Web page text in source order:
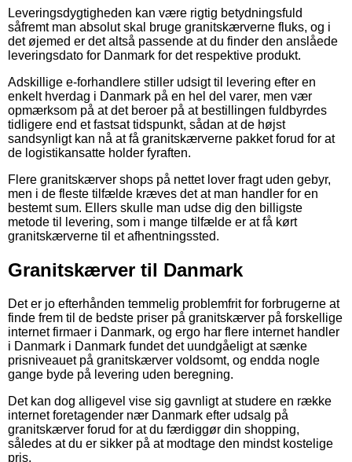
Leveringsdygtigheden kan være rigtig betydningsfuld
såfremt man absolut skal bruge granitskærverne fluks, og i
det øjemed er det altså passende at du finder den anslåede
leveringsdato for Danmark for det respektive produkt.
Adskillige e-forhandlere stiller udsigt til levering efter en
enkelt hverdag i Danmark på en hel del varer, men vær
opmærksom på at det beroer på at bestillingen fuldbyrdes
tidligere end et fastsat tidspunkt, sådan at de højst
sandsynligt kan nå at få granitskærverne pakket forud for at
de logistikansatte holder fyraften.
Flere granitskærver shops på nettet lover fragt uden gebyr,
men i de fleste tilfælde kræves det at man handler for en
bestemt sum. Ellers skulle man udse dig den billigste
metode til levering, som i mange tilfælde er at få kørt
granitskærverne til et afhentningssted.
Granitskærver til Danmark
Det er jo efterhånden temmelig problemfrit for forbrugerne at
finde frem til de bedste priser på granitskærver på forskellige
internet firmaer i Danmark, og ergo har flere internet handler
i Danmark i Danmark fundet det uundgåeligt at sænke
prisniveauet på granitskærver voldsomt, og endda nogle
gange byde på levering uden beregning.
Det kan dog alligevel vise sig gavnligt at studere en række
internet foretagender nær Danmark efter udsalg på
granitskærver forud for at du færdiggør din shopping,
således at du er sikker på at modtage den mindst kostelige
pris.